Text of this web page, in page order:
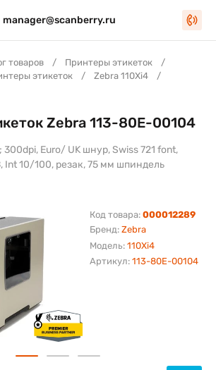
manager@scanberry.ru
товаров
Принтеры этикеток
этикеток
Zebra 110Xi4
Бренд: Zebra
Модель: 110Xi4
Код товара: 000012289
Артикул: 113-80E-00104
Zebra 113-80E-00104
300dpi, Euro/ UK шнур, Swiss 721 font,
Int 10/100, резак, 75 мм шпиндель